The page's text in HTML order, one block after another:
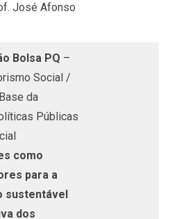
José Afonso
Bolsa PQ –
Social /
da
Públicas
como
para a
sustentável
dos